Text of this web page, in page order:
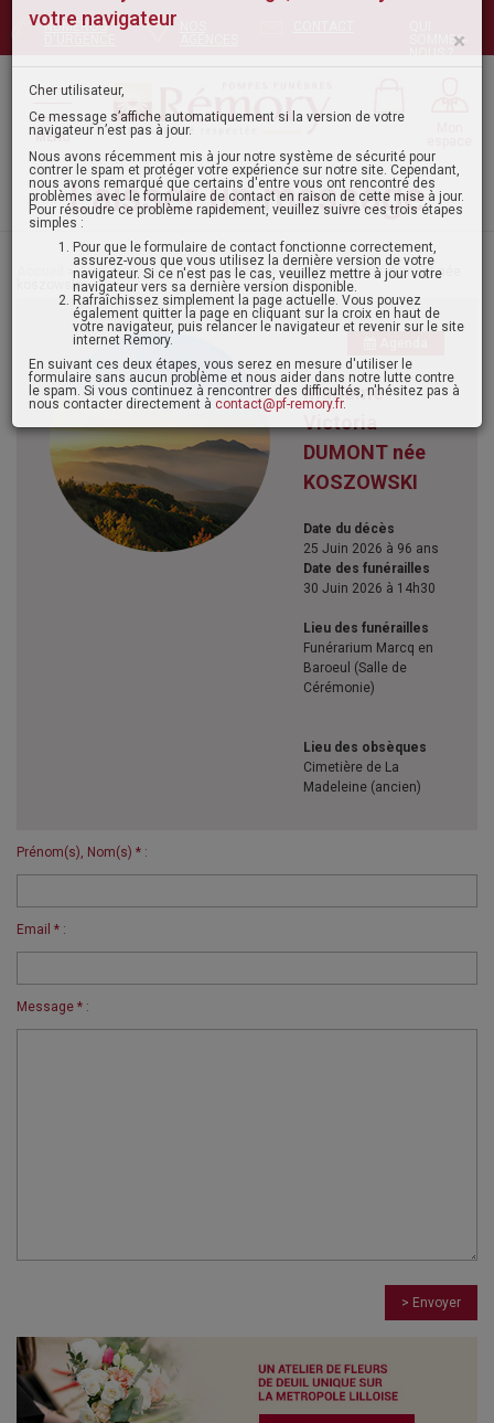
NUMÉROS
SOMMES-
MENU
Laisser un message
>Avis de décès - condoléances> Madame victoria dumont née
koszowski
Madame
Victoria
DUMONT née
KOSZOWSKI
Date du décès
25 Juin 2026 à 96 ans
Date des funérailles
30 Juin 2026 à 14h30
Lieu des funérailles
Funérarium Marcq en
Baroeul (Salle de
Cérémonie)
Lieu des obsèques
Cimetière de La
Madeleine (ancien)
Prénom(s), Nom(s) * :
Email * :
Message * :
> Envoyer
Cher utilisateur,
Ce message s’affiche automatiquement si la version de votre
navigateur n’est pas à jour.
Nous avons récemment mis à jour notre système de sécurité pour
contrer le spam et protéger votre expérience sur notre site. Cependant,
nous avons remarqué que certains d'entre vous ont rencontré des
problèmes avec le formulaire de contact en raison de cette mise à jour.
Pour résoudre ce problème rapidement, veuillez suivre ces trois étapes
simples :
Pour que le formulaire de contact fonctionne correctement,
assurez-vous que vous utilisez la dernière version de votre
navigateur. Si ce n'est pas le cas, veuillez mettre à jour votre
navigateur vers sa dernière version disponible.
Rafraîchissez simplement la page actuelle. Vous pouvez
également quitter la page en cliquant sur la croix en haut de
votre navigateur, puis relancer le navigateur et revenir sur le site
internet Remory.
En suivant ces deux étapes, vous serez en mesure d'utiliser le
formulaire sans aucun problème et nous aider dans notre lutte contre
le spam. Si vous continuez à rencontrer des difficultés, n'hésitez pas à
nous contacter directement à
contact@pf-remory.fr.